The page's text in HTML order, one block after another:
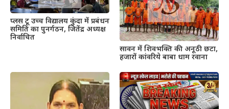
प्लस टू उच्च विद्यालय कुंदा में प्रबंधन
समिति का पुनर्गठन, जितेंद्र अध्यक्ष
निर्वाचित
सावन में शिवभक्ति की अनूठी छटा,
हजारों कांवरिये बाबा धाम रवाना